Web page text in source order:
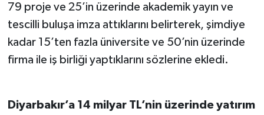
79 proje ve 25’in üzerinde akademik yayın ve
tescilli buluşa imza attıklarını belirterek, şimdiye
kadar 15’ten fazla üniversite ve 50’nin üzerinde
firma ile iş birliği yaptıklarını sözlerine ekledi.
Diyarbakır’a 14 milyar TL’nin üzerinde yatırım